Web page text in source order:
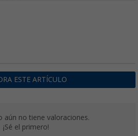
ESTE ARTÍCULO
aún no tiene valoraciones.
¡Sé el primero!